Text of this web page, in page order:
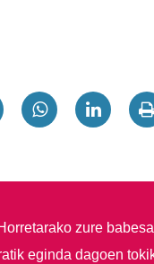
zure
eginda dagoen